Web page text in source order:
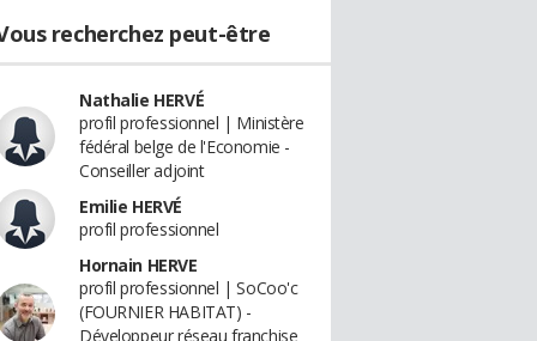
recherchez peut-être
Nathalie HERVÉ
profil professionnel | Ministère
fédéral belge de l'Economie -
Conseiller adjoint
Emilie HERVÉ
profil professionnel
Hornain HERVE
profil professionnel | SoCoo'c
(FOURNIER HABITAT) -
Développeur réseau franchise